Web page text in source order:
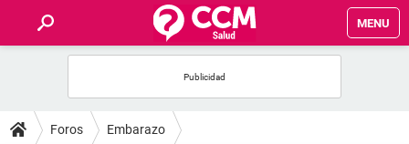
MENU
FOROS
Foros Embarazo